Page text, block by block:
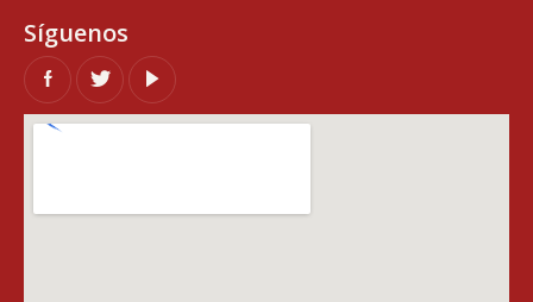
Síguenos